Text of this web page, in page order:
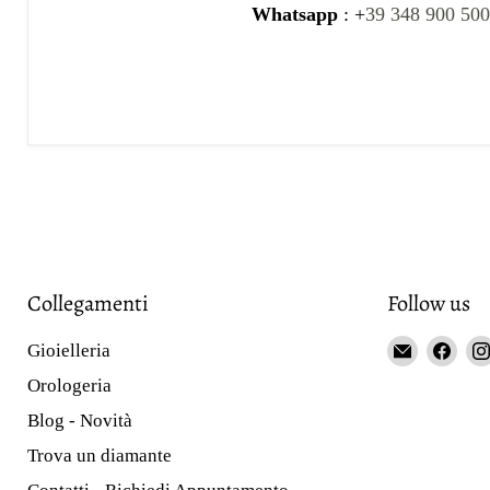
Whatsapp : +39 348 900
Collegamenti
Gioielleria
Orologeria
Blog - Novità
Trova un diamante
Follow us
EmailFind